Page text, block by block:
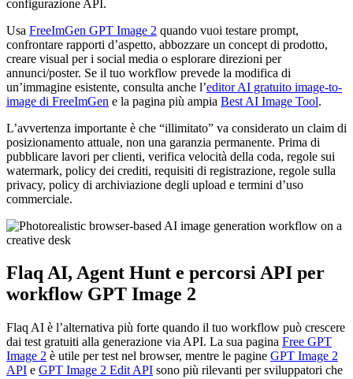
configurazione API.
Usa FreeImGen GPT Image 2 quando vuoi testare prompt,
confrontare rapporti d’aspetto, abbozzare un concept di prodotto,
creare visual per i social media o esplorare direzioni per
annunci/poster. Se il tuo workflow prevede la modifica di
un’immagine esistente, consulta anche l’editor AI gratuito image-to-
image di FreeImGen e la pagina più ampia Best AI Image Tool.
L’avvertenza importante è che “illimitato” va considerato un claim di
posizionamento attuale, non una garanzia permanente. Prima di
pubblicare lavori per clienti, verifica velocità della coda, regole sui
watermark, policy dei crediti, requisiti di registrazione, regole sulla
privacy, policy di archiviazione degli upload e termini d’uso
commerciale.
Flaq AI, Agent Hunt e percorsi API per
workflow GPT Image 2
Flaq AI è l’alternativa più forte quando il tuo workflow può crescere
dai test gratuiti alla generazione via API. La sua pagina Free GPT
Image 2 è utile per test nel browser, mentre le pagine GPT Image 2
API e GPT Image 2 Edit API sono più rilevanti per sviluppatori che